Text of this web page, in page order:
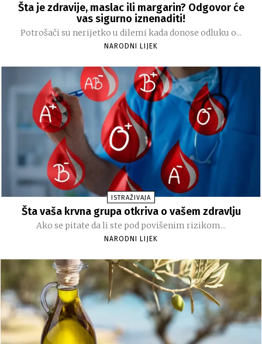
Šta je zdravije, maslac ili margarin? Odgovor će
vas sigurno iznenaditi!
Potrošači su nerijetko u dilemi kada donose odluku o...
NARODNI LIJEK
ISTRAŽIVAJA
Šta vaša krvna grupa otkriva o vašem zdravlju
Ako se pitate da li ste pod povišenim rizikom...
NARODNI LIJEK